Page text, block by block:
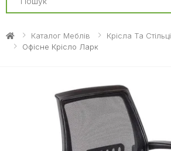
Каталог Меблів Крісла Та Стільці
Офісне Крісло Ларк